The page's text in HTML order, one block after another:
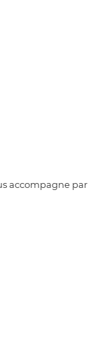
accompagne par